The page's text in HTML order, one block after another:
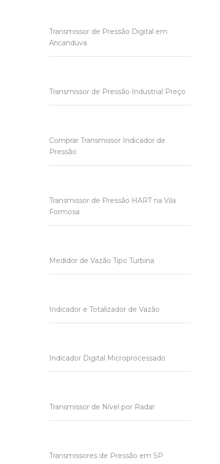
Transmissor de Pressão Digital em
Aricanduva
Transmissor de Pressão Industrial Preço
Comprar Transmissor Indicador de
Pressão
Transmissor de Pressão HART na Vila
Formosa
Medidor de Vazão Tipo Turbina
Indicador e Totalizador de Vazão
Indicador Digital Microprocessado
Transmissor de Nível por Radar
Transmissores de Pressão em SP